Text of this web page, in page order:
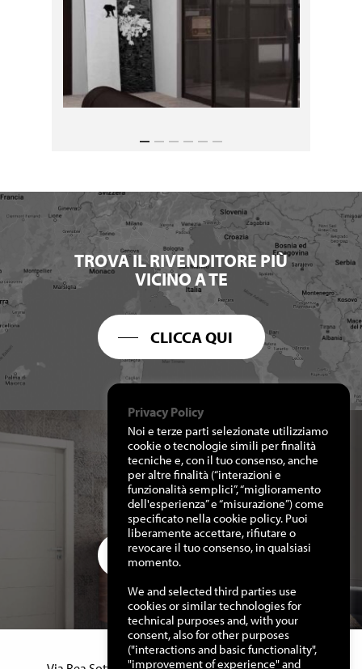
TROVA IL RIVENDITORE PIÙ
VICINO A TE
CLICCA QUI
RICHIEDI I NOSTRI
CATALOGHI
CLICCA QUI
Manuello Design Srl
Privacy Policy
Noi e terze parti selezionate utilizziamo
cookie o tecnologie simili per finalità
tecniche e, con il tuo consenso, anche
per altre finalità (“interazioni e
funzionalità semplici”, “miglioramento
dell'esperienza” e “misurazione”) come
specificato nella cookie policy. Puoi
liberamente accettare, rifiutare o
revocare il tuo consenso, in qualsiasi
momento.
We and selected third parties use
cookies or similar technologies for
technical purposes and, with your
consent, also for other purposes
("interactions and basic functionality",
"improvement of experience" and